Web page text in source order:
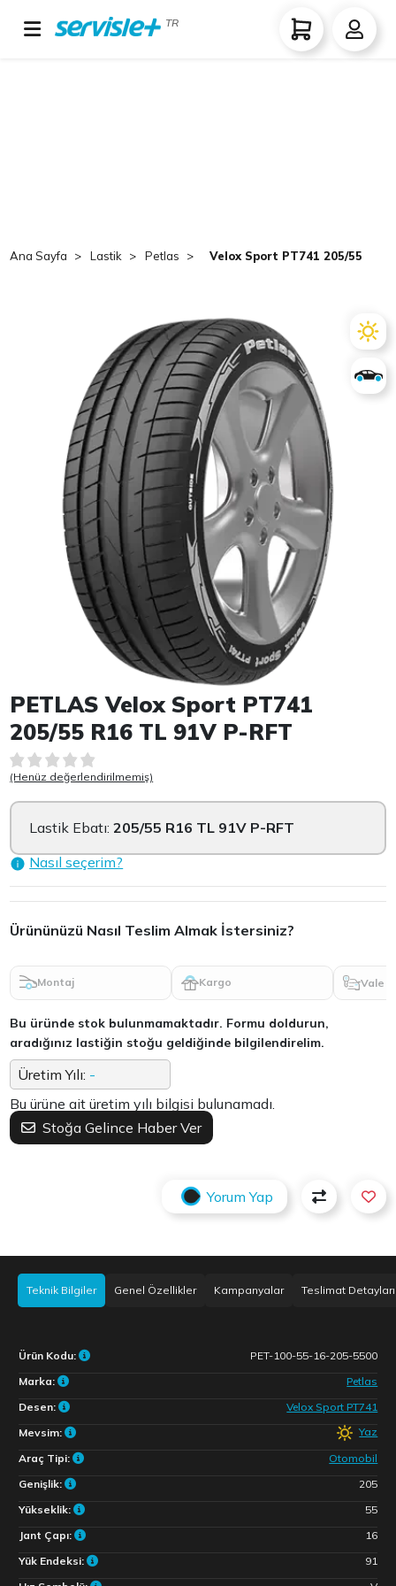
TR
Ana Sayfa Lastik Petlas Velox Sport PT741 205/55 R16
Item 1 of 1
PETLAS Velox Sport PT741
205/55 R16 TL 91V P-RFT
(Henüz değerlendirilmemiş)
Lastik Ebatı:205/55 R16 TL 91V P-RFT
Nasıl seçerim?
Ürününüzü Nasıl Teslim Almak İstersiniz?
Montaj Kargo Vale
Bu üründe stok bulunmamaktadır. Formu doldurun,
aradığınız lastiğin stoğu geldiğinde bilgilendirelim.
Üretim Yılı: -
Bu ürüne ait üretim yılı bilgisi bulunamadı.
Stoğa Gelince Haber Ver
Yorum Yap
Teknik Bilgiler Genel Özellikler Kampanyalar Teslimat Detayları
Ürün Kodu:
PET-100-55-16-205-5500
Marka:
Petlas
Desen:
Velox Sport PT741
Mevsim:
Yaz
Araç Tipi:
Otomobil
Genişlik:
205
Yükseklik:
55
Jant Çapı:
16
Yük Endeksi:
91